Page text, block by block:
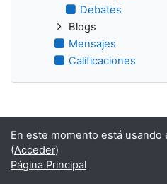
Debates
Blogs
Mensajes
Calificaciones
En este momento está usando
(Acceder)
Página Principal